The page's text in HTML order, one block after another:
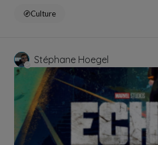
Culture
Stéphane Hoegel